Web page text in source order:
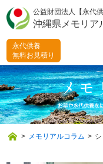
公益財団法人【永代
沖縄県メモリア
永代供養
無料お見積り
> メモリアルコラム >